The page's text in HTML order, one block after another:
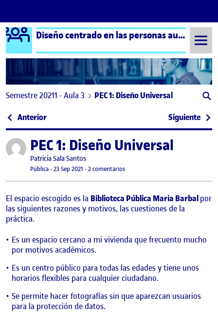
Saltar al contenido
Logo Ágora Diseño centrado en las personas aula 3
Semestre 20211 - Aula 3 PEC 1: Diseño Universal
Navegación de entradas
Anterior: ¡Bienvenidos y bienvenidas! Siguiente:
Publicado porPEC 1: Diseño Universal
Publicado por
Patricia Sala Santos
Visibilidad:
Pública-Fecha de publicación
23 Sep 2021 24 septiembre, 2021 12:14 am
-2 comentariosen PEC 1: Diseño Universal
El espacio escogido es la Biblioteca Pública Maria Barbalpor
las siguientes razones y motivos, las cuestiones de la
práctica.
Es un espacio cercano a mi vivienda que frecuento mucho
por motivos académicos.
Es un centro público para todas las edades y tiene unos
horarios flexibles para cualquier ciudadano.
Se permite hacer fotografías sin que aparezcan usuarios
para la protección de datos.